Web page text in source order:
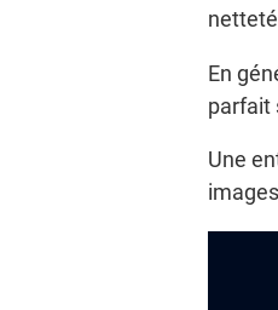
En
parfait
Une